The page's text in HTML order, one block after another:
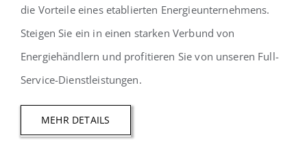
die Vorteile eines etablierten Energieunternehmens.
Steigen Sie ein in einen starken Verbund von
Energiehändlern und profitieren Sie von unseren Full-
Service-Dienstleistungen.
MEHR DETAILS